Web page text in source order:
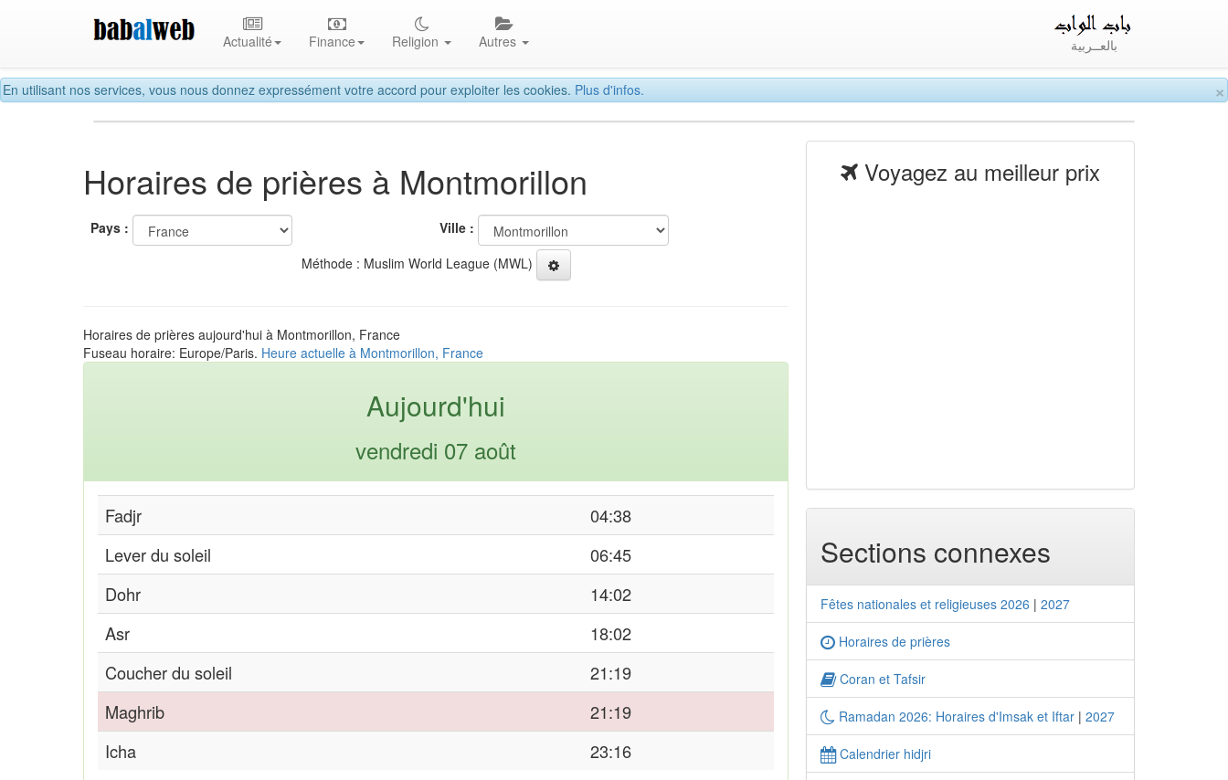
×
En utilisant nos services, vous nous donnez expressément votre accord pour exploiter les cookies. Plus d'infos.
Actualité Finance Religion Autres بالعــربية
Horaires de prières à Montmorillon
Pays :
Ville :
Méthode : Muslim World League (MWL)
Horaires de prières aujourd'hui à Montmorillon, France
Fuseau horaire: Europe/Paris. Heure actuelle à Montmorillon, France
Aujourd'hui
vendredi 07 août
Fadjr
04:38
Lever du soleil
06:45
Dohr
14:02
Asr
18:02
Coucher du soleil
21:19
Maghrib
21:19
Icha
23:16
Voyagez au meilleur prix
Sections connexes
Fêtes nationales et religieuses 2026 | 2027
Horaires de prières
Coran et Tafsir
Ramadan 2026: Horaires d'Imsak et Iftar | 2027
Calendrier hidjri